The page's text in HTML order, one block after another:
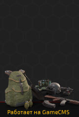
Работает на GameCMS